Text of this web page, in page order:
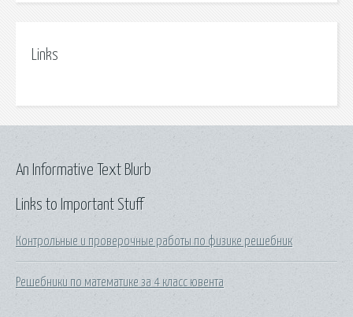
Links
Links to Important Stuff
Контрольные и проверочные работы по физике решебник
Решебники по математике за 4 класс ювента
An Informative Text Blurb